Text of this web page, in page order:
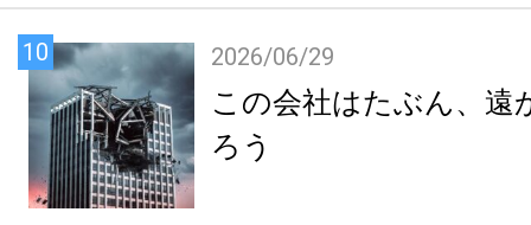
10 2026/06/29
この会社はたぶん、遠
ろう